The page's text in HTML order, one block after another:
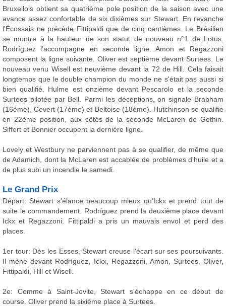
Bruxellois obtient sa quatrième pole position de la saison avec une
avance assez confortable de six dixièmes sur Stewart. En revanche
l'Écossais ne précède Fittipaldi que de cinq centièmes. Le Brésilien
se montre à la hauteur de son statut de nouveau n°1 de Lotus.
Rodríguez l'accompagne en seconde ligne. Amon et Regazzoni
composent la ligne suivante. Oliver est septième devant Surtees. Le
nouveau venu Wisell est neuvième devant la 72 de Hill. Cela faisait
longtemps que le double champion du monde ne s'était pas aussi si
bien qualifié. Hulme est onzième devant Pescarolo et la seconde
Surtees pilotée par Bell. Parmi les déceptions, on signale Brabham
(16ème), Cevert (17ème) et Beltoise (18ème). Hutchinson se qualifie
en 22ème position, aux côtés de la seconde McLaren de Gethin.
Siffert et Bonnier occupent la dernière ligne.
Lovely et Westbury ne parviennent pas à se qualifier, de même que
de Adamich, dont la McLaren est accablée de problèmes d'huile et a
de plus subi un incendie le samedi.
Le Grand Prix
Départ: Stewart s'élance beaucoup mieux qu'Ickx et prend tout de
suite le commandement. Rodríguez prend la deuxième place devant
Ickx et Regazzoni. Fittipaldi a pris un mauvais envol et perd des
places.
1er tour: Dès les Esses, Stewart creuse l'écart sur ses poursuivants.
Il mène devant Rodríguez, Ickx, Regazzoni, Amon, Surtees, Oliver,
Fittipaldi, Hill et Wisell.
2e: Comme à Saint-Jovite, Stewart s'échappe en ce début de
course. Oliver prend la sixième place à Surtees.